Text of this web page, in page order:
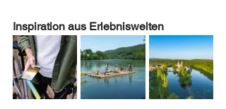
Inspiration aus Erlebniswelten